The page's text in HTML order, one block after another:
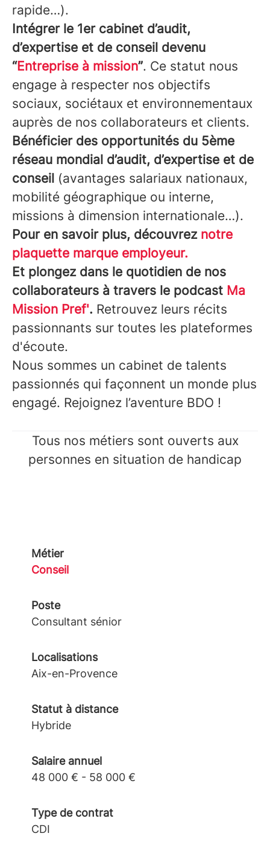
rapide…).
Intégrer le 1er cabinet d’audit,
d’expertise et de conseil devenu
“Entreprise à mission”. Ce statut nous
engage à respecter nos objectifs
sociaux, sociétaux et environnementaux
auprès de nos collaborateurs et clients.
Bénéficier des opportunités du 5ème
réseau mondial d’audit, d’expertise et de
conseil (avantages salariaux nationaux,
mobilité géographique ou interne,
missions à dimension internationale…).
Pour en savoir plus, découvrez notre
plaquette marque employeur.
Et plongez dans le quotidien de nos
collaborateurs à travers le podcast Ma
Mission Pref'. Retrouvez leurs récits
passionnants sur toutes les plateformes
d'écoute.
Nous sommes un cabinet de talents
passionnés qui façonnent un monde plus
engagé. Rejoignez l’aventure BDO !
Tous nos métiers sont ouverts aux
personnes en situation de handicap
Métier
Conseil
Poste
Consultant sénior
Localisations
Aix-en-Provence
Statut à distance
Hybride
Salaire annuel
48 000 € - 58 000 €
Type de contrat
CDI